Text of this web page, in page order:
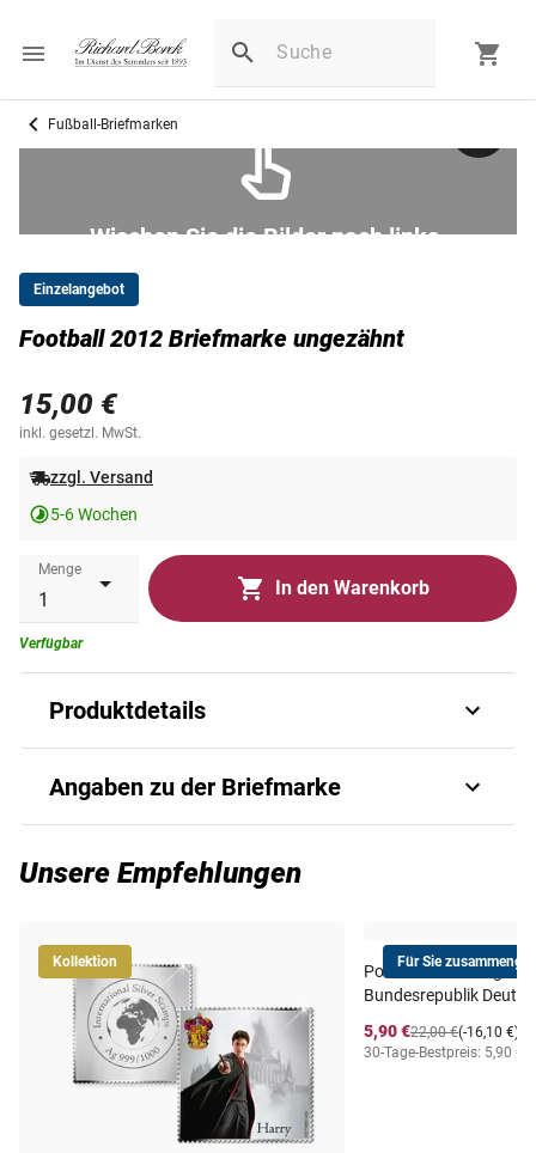
Fußball-Briefmarken
Wischen Sie die Bilder nach links.
Einzelangebot
Football 2012 Briefmarke ungezähnt
15,00 €
inkl. gesetzl. MwSt.
zzgl. Versand
5-6 Wochen
Menge
In den Warenkorb
Verfügbar
Produktdetails
Angaben zu der Briefmarke
Ausgabeland SOLOMON ISLANDS
Prägequalität /
Erhaltung
ungezähnt postfrisch
5-6 Wochen
Unsere Empfehlungen
Kollektion Für Sie
Postfrischer Jahrgang
Bundesrepublik
5,90 €
(-16,10 €)
22,00 €
30-Tage-Bestpreis: 5,90 €